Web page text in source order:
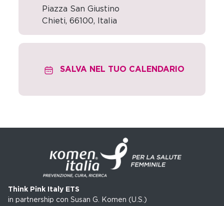
Piazza San Giustino
Chieti, 66100, Italia
SALVA NEL TUO CALENDARIO
Think Pink Italy ETS
in partnership con Susan G. Komen (U.S.)